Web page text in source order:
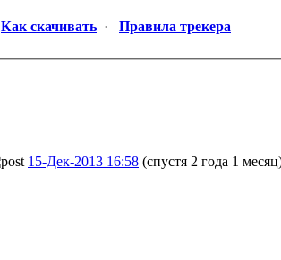
Как скачивать · Правила трекера
15-Дек-2013 16:58 (спустя 2 года 1